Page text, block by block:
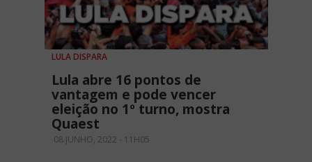
LULA DISPARA
Lula abre 16 pontos de
vantagem e pode vencer
eleição no 1º turno, mostra
Quaest
08 JUNHO, 2022 - 11H05